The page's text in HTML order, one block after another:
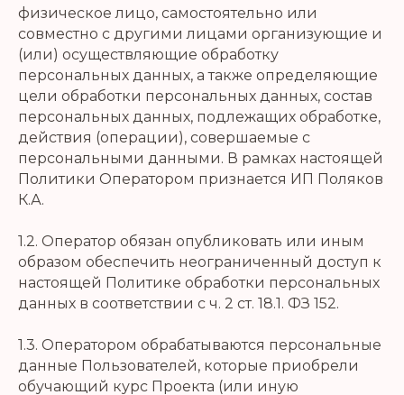
физическое лицо, самостоятельно или
совместно с другими лицами организующие и
(или) осуществляющие обработку
персональных данных, а также определяющие
цели обработки персональных данных, состав
персональных данных, подлежащих обработке,
действия (операции), совершаемые с
персональными данными. В рамках настоящей
Политики Оператором признается ИП Поляков
К.А.
1.2. Оператор обязан опубликовать или иным
образом обеспечить неограниченный доступ к
настоящей Политике обработки персональных
данных в соответствии с ч. 2 ст. 18.1. ФЗ 152.
1.3. Оператором обрабатываются персональные
данные Пользователей, которые приобрели
обучающий курс Проекта (или иную